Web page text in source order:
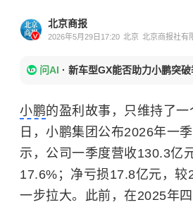
北京商报
2026年5月29日17:20 北京 北京商报社有
问AI · 新车型GX能否助力小鹏突破
小鹏的盈利故事，只维持了
日，小鹏集团公布2026年一
示，公司一季度营收130.3亿
17.6%；净亏损17.8亿元，较
一步拉大。此前，在2025年